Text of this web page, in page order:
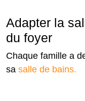
Adapter la
du foyer
Chaque famille a
sa salle de bains.